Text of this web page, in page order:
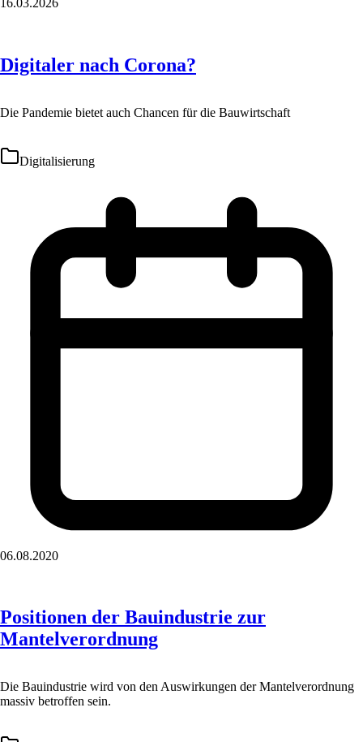
Digitaler nach Corona?
Die Pandemie bietet auch Chancen für die Bauwirtschaft
Digitalisierung
06.08.2020
Positionen der Bauindustrie zur
Mantelverordnung
Die Bauindustrie wird von den Auswirkungen der Mantelverordnung
massiv betroffen sein.